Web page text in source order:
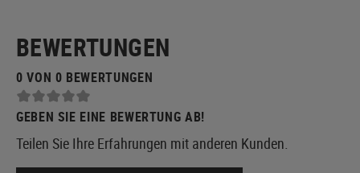
BEWERTUNGEN
0 VON 0 BEWERTUNGEN
GEBEN SIE EINE BEWERTUNG AB!
Teilen Sie Ihre Erfahrungen mit anderen Kunden.